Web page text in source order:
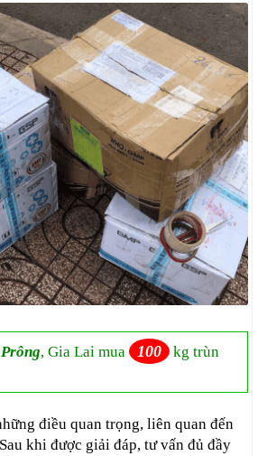
, Gia Lai mua 100
kg trùn
điều quan trọng, liên quan đến
khi được giải đáp, tư vấn đủ đầy